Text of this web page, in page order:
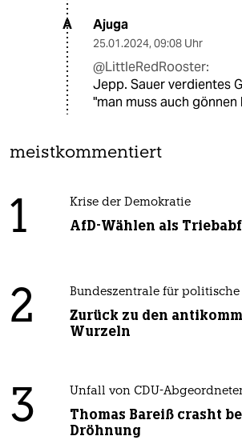
A Ajuga
25.01.2024, 09:08 Uhr
@LittleRedRooster:
Jepp. Sauer verdientes
"man muss auch gönnen
meistkommentiert
1 Krise der Demokratie
AfD-Wählen als
2 Bundeszentrale für
Zurück zu den
Wurzeln
3 Unfall von CDU-
Thomas Bareiß crasht
Dröhnung